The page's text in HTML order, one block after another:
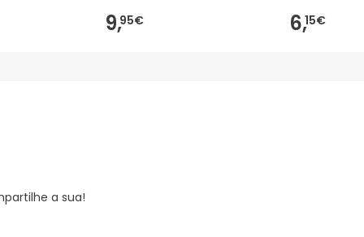
9,95€ 6,15€
a sua!